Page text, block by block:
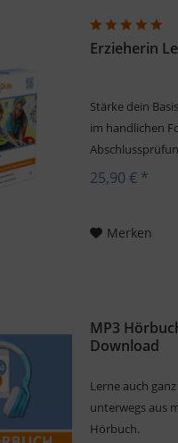
Erzieherin
Stärke dein
im handlichen
25,90 € *
Merken
MP3
Download
Lerne auch
unterwegs aus
Hörbuch.